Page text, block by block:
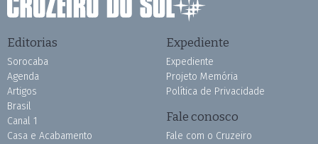
Editorias
Sorocaba
Agenda
Artigos
Brasil
Canal 1
Casa e Acabamento
Expediente
Expediente
Projeto Memória
Política de Privacidade
Fale conosco
Fale com o Cruzeiro